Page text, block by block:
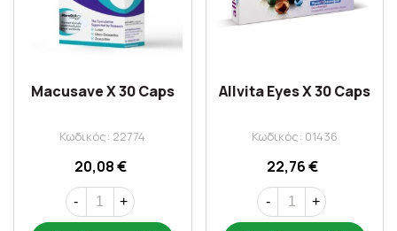
Macusave X 30 Caps
Κωδικός: 22774
20,08 €
- +
Allvita Eyes X 30 Caps
Κωδικός: 01436
22,76 €
- +